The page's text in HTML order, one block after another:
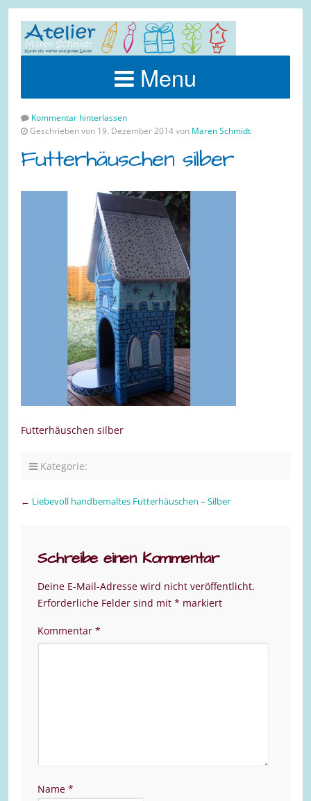
Menu
Kommentar hinterlassen
Geschrieben von 19. Dezember 2014 von Maren Schmidt
Futterhäuschen silber
Futterhäuschen silber
Kategorie:
← Liebevoll handbemaltes Futterhäuschen – Silber
Schreibe einen Kommentar
Deine E-Mail-Adresse wird nicht veröffentlicht.
Erforderliche Felder sind mit * markiert
Kommentar *
Name *